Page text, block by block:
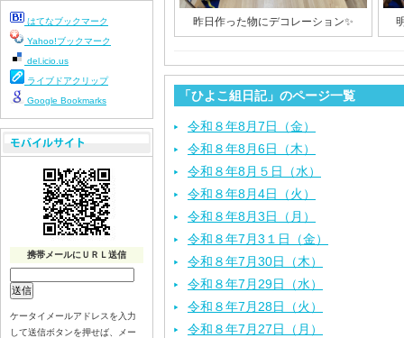
昨日作った物にデコレーション✨
「ひよこ組日記」のページ一覧
令和８年8月7日（金）
令和８年8月6日（木）
令和８年8月５日（水）
令和８年8月4日（火）
令和８年8月3日（月）
令和８年7月3１日（金）
令和８年7月30日（木）
令和８年7月29日（水）
令和８年7月28日（火）
令和８年7月27日（月）
はてなブックマーク
Yahoo!ブックマーク
del.icio.us
ライブドアクリップ
Google Bookmarks
携帯メールにＵＲＬ送信
ケータイメールアドレスを入力
して送信ボタンを押せば、メー